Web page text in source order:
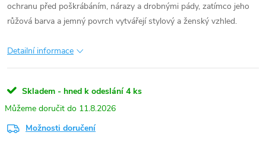
ochranu před poškrábáním, nárazy a drobnými pády, zatímco jeho
růžová barva a jemný povrch vytvářejí stylový a ženský vzhled.
Detailní informace
Skladem - hned k odeslání 4 ks
11.8.2026
Možnosti doručení